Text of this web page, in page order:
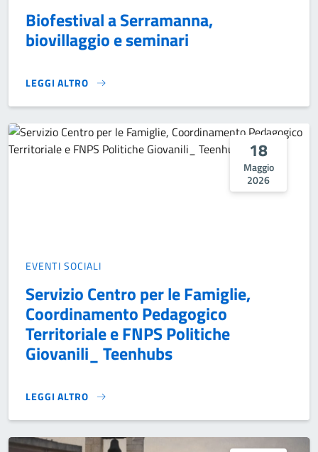
Biofestival a Serramanna,
biovillaggio e seminari
LEGGI ALTRO
BIOFESTIVAL A SERRAMANNA, BIOVILLAGGIO E SEMINARI}
18
Maggio
2026
EVENTI SOCIALI
Servizio Centro per le Famiglie,
Coordinamento Pedagogico
Territoriale e FNPS Politiche
Giovanili_ Teenhubs
LEGGI ALTRO
SERVIZIO CENTRO PER LE FAMIGLIE, COORDINAMENTO